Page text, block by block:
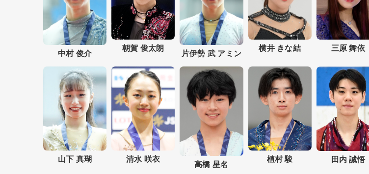
中村 俊介 朝賀 俊太朗 片伊勢 武 アミン 横井 きな結 三原 舞依
山下 真瑚 清水 咲衣 高橋 星名 植村 駿 田内 誠悟